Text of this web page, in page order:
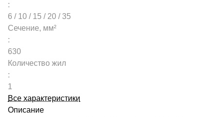
:
6 / 10 / 15 / 20 / 35
Сечение, мм²
:
630
Количество жил
:
1
Все характеристики
Описание